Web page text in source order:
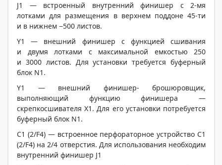
J1 — встроенный внутренний финишер с 2-мя
лотками для размещения в верхнем поддоне 45-ти
и в нижнем −500 листов.
Y1 — внешний финишер с функцией сшивания
и двумя лотками с максимальной емкостью 250
и 3000 листов. Для установки требуется буферный
блок N1.
Y1 — внешний финишер- брошюровщик,
выполняющий функцию финишера —
скрепкосшивателя X1. Для его установки потребуется
буферный блок N1.
C1 (2/F4) — встроенное перфораторное устройство C1
(2/F4) на 2/4 отверстия. Для использования необходим
внутренний финишер J1